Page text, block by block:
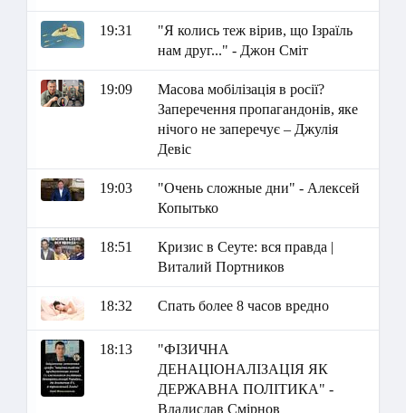
19:31
"Я колись теж вірив, що Ізраїль
нам друг..." - Джон Сміт
19:09
Масова мобілізація в росії?
Заперечення пропагандонів, яке
нічого не заперечує – Джулія
Девіс
19:03
"Очень сложные дни" - Алексей
Копытько
18:51
Кризис в Сеуте: вся правда |
Виталий Портников
18:32 Спать более 8 часов вредно
18:13
"ФІЗИЧНА
ДЕНАЦІОНАЛІЗАЦІЯ ЯК
ДЕРЖАВНА ПОЛІТИКА" -
Владислав Смірнов